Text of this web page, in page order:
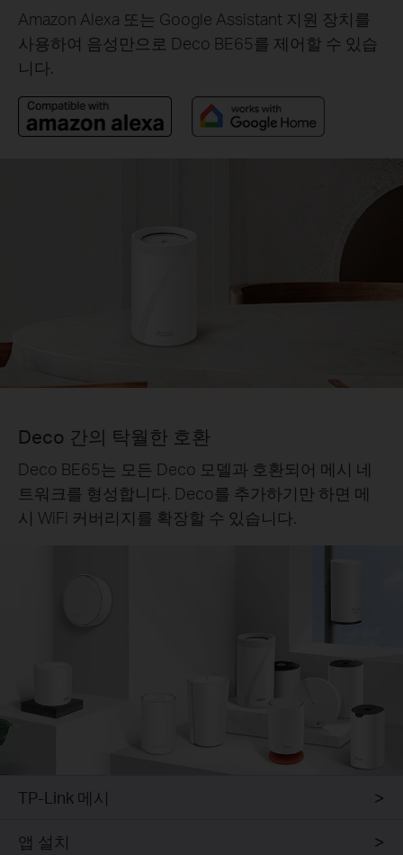
Amazon Alexa 또는 Google Assistant 지원 장치를
사용하여 음성만으로 Deco BE65를 제어할 수 있습
니다.
Deco 간의 탁월한 호환
Deco BE65는 모든 Deco 모델과 호환되어 메시 네
트워크를 형성합니다. Deco를 추가하기만 하면 메
시 WiFi 커버리지를 확장할 수 있습니다.
TP-Link 메시
앱 설치